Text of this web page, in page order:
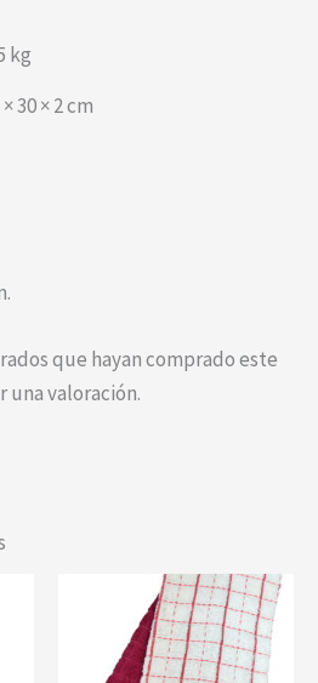
kg
× 30 × 2 cm
que hayan comprado este
valoración.